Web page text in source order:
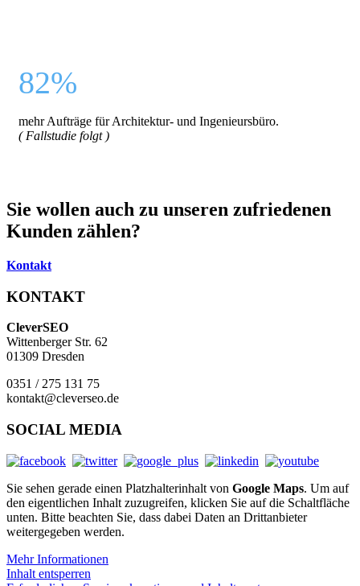
82%
mehr Aufträge für Architektur- und Ingenieursbüro.
( Fallstudie folgt )
Sie wollen auch zu unseren zufriedenen
Kunden zählen?
Kontakt
KONTAKT
CleverSEO
Wittenberger Str. 62
01309 Dresden
0351 / 275 131 75
kontakt@cleverseo.de
SOCIAL MEDIA
Sie sehen gerade einen Platzhalterinhalt von Google Maps. Um auf
den eigentlichen Inhalt zuzugreifen, klicken Sie auf die Schaltfläche
unten. Bitte beachten Sie, dass dabei Daten an Drittanbieter
weitergegeben werden.
Mehr Informationen
Inhalt entsperren